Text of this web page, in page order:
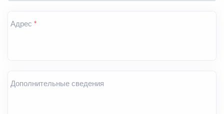
Адрес *
Дополнительные сведения